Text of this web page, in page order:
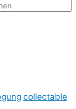
collectable